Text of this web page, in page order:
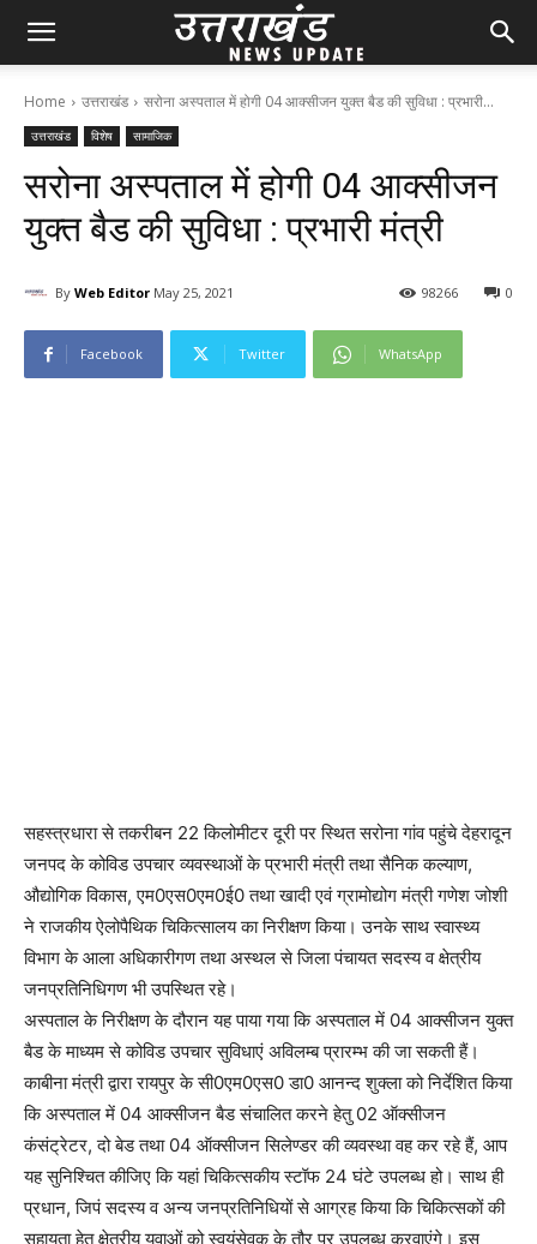
Home उत्तराखंड सरोना अस्पताल में होगी 04 आक्सीजन युक्त बैड की सुविधा : प्रभारी...
उत्तराखंड विशेष सामाजिक
सरोना अस्पताल में होगी 04 आक्सीजन
युक्त बैड की सुविधा : प्रभारी मंत्री
By Web Editor May 25, 2021 0
98266
Facebook Twitter WhatsApp
सहस्त्रधारा से तकरीबन 22 किलोमीटर दूरी पर स्थित सरोना गांव पहुंचे देहरादून
जनपद के कोविड उपचार व्यवस्थाओं के प्रभारी मंत्री तथा सैनिक कल्याण,
औद्योगिक विकास, एम0एस0एम0ई0 तथा खादी एवं ग्रामोद्योग मंत्री गणेश जोशी
ने राजकीय ऐलोपैथिक चिकित्सालय का निरीक्षण किया। उनके साथ स्वास्थ्य
विभाग के आला अधिकारीगण तथा अस्थल से जिला पंचायत सदस्य व क्षेत्रीय
जनप्रतिनिधिगण भी उपस्थित रहे।
अस्पताल के निरीक्षण के दौरान यह पाया गया कि अस्पताल में 04 आक्सीजन युक्त
बैड के माध्यम से कोविड उपचार सुविधाएं अविलम्ब प्रारम्भ की जा सकती हैं।
काबीना मंत्री द्वारा रायपुर के सी0एम0एस0 डा0 आनन्द शुक्ला को निर्देशित किया
कि अस्पताल में 04 आक्सीजन बैड संचालित करने हेतु 02 ऑक्सीजन
कंसंट्रेटर, दो बेड तथा 04 ऑक्सीजन सिलेण्डर की व्यवस्था वह कर रहे हैं, आप
यह सुनिश्चित कीजिए कि यहां चिकित्सकीय स्टॉफ 24 घंटे उपलब्ध हो। साथ ही
प्रधान, जिपं सदस्य व अन्य जनप्रतिनिधियों से आग्रह किया कि चिकित्सकों की
सहायता हेतु क्षेत्रीय युवाओं को स्वयंसेवक के तौर पर उपलब्ध करवाएंगे। इस